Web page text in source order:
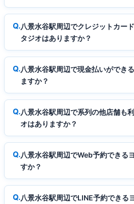
八景水谷駅周辺でクレジットカー
タジオはありますか？
八景水谷駅周辺で現金払いができ
ますか？
八景水谷駅周辺で系列の他店舗も
オはありますか？
八景水谷駅周辺でWeb予約できる
すか？
八景水谷駅周辺でLINE予約できる